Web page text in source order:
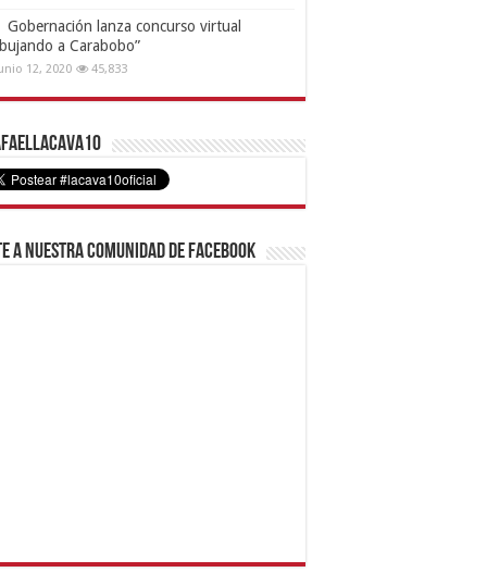
Gobernación lanza concurso virtual
a Carabobo”
12, 2020 45,833
a nuestra comunidad de Facebook